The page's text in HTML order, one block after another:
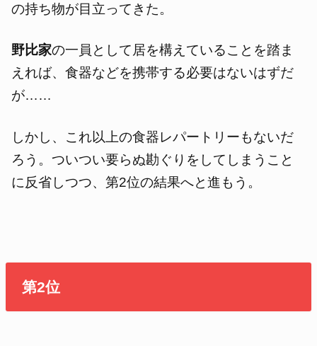
の持ち物が目立ってきた。
野比家の一員として居を構えていることを踏ま
えれば、食器などを携帯する必要はないはずだ
が……
しかし、これ以上の食器レパートリーもないだ
ろう。ついつい要らぬ勘ぐりをしてしまうこと
に反省しつつ、第2位の結果へと進もう。
第2位